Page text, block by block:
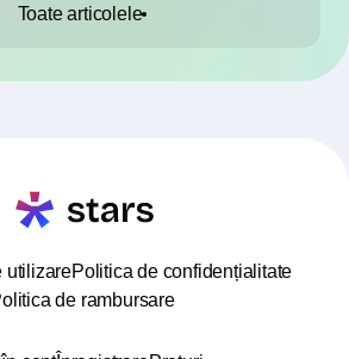
Toate articolele
utilizarePolitica de confidențialitate
de rambursare